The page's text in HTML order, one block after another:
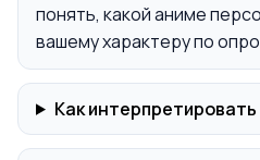
понять, какой аниме
вашему характеру по
Как